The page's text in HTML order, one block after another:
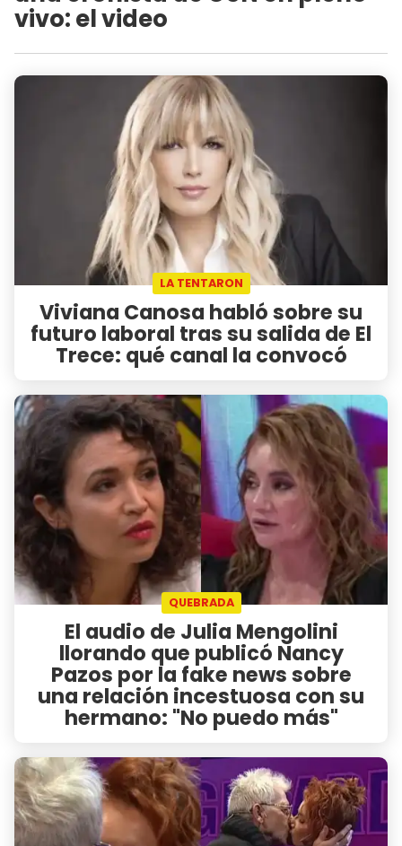
vivo: el video
LA TENTARON
Viviana Canosa habló sobre su
futuro laboral tras su salida de El
Trece: qué canal la convocó
QUEBRADA
El audio de Julia Mengolini
llorando que publicó Nancy
Pazos por la fake news sobre
una relación incestuosa con su
hermano: "No puedo más"